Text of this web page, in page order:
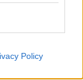
Policy